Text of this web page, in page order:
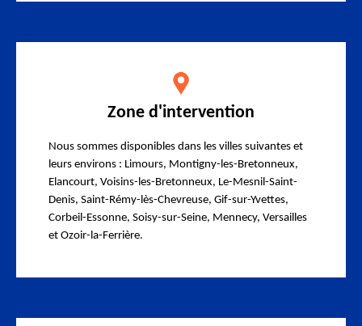
Zone d'intervention
Nous sommes disponibles dans les villes suivantes et
leurs environs : Limours, Montigny-les-Bretonneux,
Elancourt, Voisins-les-Bretonneux, Le-Mesnil-Saint-
Denis, Saint-Rémy-lès-Chevreuse, Gif-sur-Yvettes,
Corbeil-Essonne, Soisy-sur-Seine, Mennecy, Versailles
et Ozoir-la-Ferrière.